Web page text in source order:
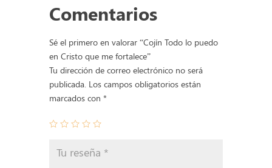
que
me
fortalece
cantidad
Comentarios
Sé el primero en valorar “Cojín Todo lo puedo
en Cristo que me fortalece”
Tu dirección de correo electrónico no será
publicada. Los campos obligatorios están
marcados con *